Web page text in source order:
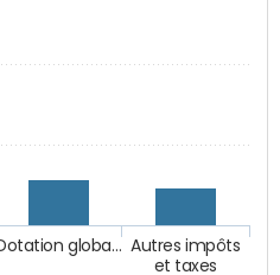
Autres impôts
et taxes
globa…